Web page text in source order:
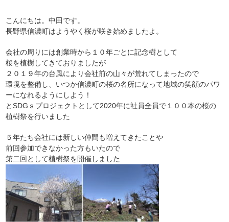
こんにちは。中田です。
長野県信濃町はようやく桜が咲き始めましたよ。
会社の周りには創業時から１０年ごとに記念樹として
桜を植樹してきておりましたが
２０１９年の台風により会社前の山々が荒れてしまったので
環境を整備し、いつか信濃町の桜の名所になって地域の笑顔のパワ
ーになれるようにしよう！
とSDGｓプロジェクトとして2020年に社員全員で１００本の桜の
植樹祭を行いました
５年たち会社には新しい仲間も増えてきたことや
前回参加できなかった方もいたので
第二回として植樹祭を開催しました